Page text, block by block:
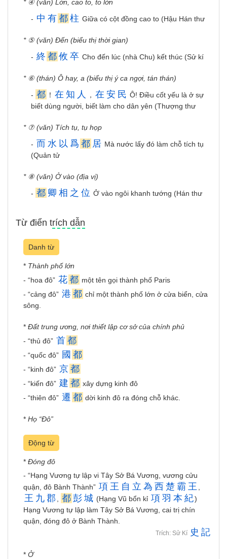
* ④ (văn) Lớn, cao to, to lớn
- 中 有 都 柱 Giữa có cột đồng cao to (Hậu Hán thư
* ⑤ (văn) Đến (biểu thị thời gian)
- 終 都 攸 卒 Cho đến lúc (nhà Chu) kết thúc (Sử kí
* ⑥ (thán) Ô hay, a (biểu thị ý ca ngợi, tán thán)
- 都 ！ 在 知 人 ， 在 安 民 Ô! Điều cốt yếu là ở sự
biết dùng người, biết làm cho dân yên (Thượng thư
* ⑦ (văn) Tích tụ, tụ họp
- 而 水 以 爲 都 居 Mà nước lấy đó làm chỗ tích tụ
(Quản tử
* ⑧ (văn) Ở vào (địa vị)
- 都 卿 相 之 位 Ở vào ngôi khanh tướng (Hán thư
Từ điển trích dẫn
Danh từ
* Thành phố lớn
- “hoa đô” 花 都 một tên gọi thành phố Paris
- “cảng đô” 港 都 chỉ một thành phố lớn ở cửa biển, cửa
sông.
* Đất trung ương, nơi thiết lập cơ sở của chính phủ
- “thủ đô” 首 都
- “quốc đô” 國 都
- “kinh đô” 京 都
- “kiến đô” 建 都 xây dựng kinh đô
- “thiên đô” 遷 都 dời kinh đô ra đóng chỗ khác.
* Họ “Đô”
Động từ
* Đóng đô
- “Hạng Vương tự lập vi Tây Sở Bá Vương, vương cửu
quận, đô Bành Thành” 項 王 自 立 為 西 楚 霸 王
王 九 郡 都 彭 城 (Hạng Vũ bổn kỉ 項 羽 本 紀)
Hạng Vương tự lập làm Tây Sở Bá Vương, cai trị chín
quận, đóng đô ở Bành Thành.
Trích: Sử Kí 史 記
* Ở